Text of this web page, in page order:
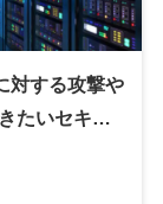
対する攻撃や
たいセキュ